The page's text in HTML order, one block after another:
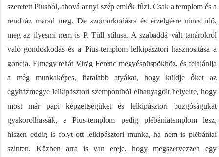
szeretett Piusból, ahová annyi szép emlék fűzi. Csak a templom és a
rendház marad meg. De szomorkodásra és érzelgésre nincs idő,
meg az ilyesmi nem is P. Tüll stílusa. A szabaddá vált tanárokról
való gondoskodás és a Pius-templom lelkipásztori hasznosítása a
gondja. Elmegy tehát Virág Ferenc megyéspüspökhöz, és felajánlja
a még munkaképes, fiatalabb atyákat, hogy küldje őket az
egyházmegye lelkipásztori szempontból elhanyagolt helyeire, hogy
most már papi képzettségüket és lelkipásztori buzgóságukat
gyakorolhassák, a Pius-templom pedig plébániatemplom lesz,
hiszen eddig is folyt ott lelkipásztori munka, ha nem is plébániai
szinten. Közben arra is van ereje, hogy megszervezzen egy